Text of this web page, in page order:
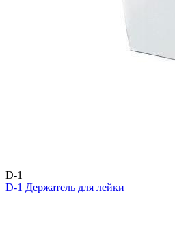
D-1
D-1 Держатель для лейки